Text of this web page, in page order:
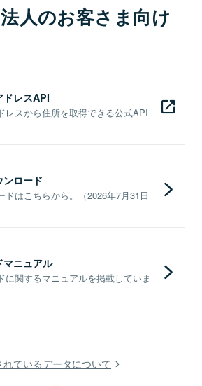
人のお客さま向け
ドレスAPI
レスから住所を取得できる公式API
ロード
ドはこちらから。（2026年7月31日
マニュアル
に関するマニュアルを掲載していま
ているデータについて